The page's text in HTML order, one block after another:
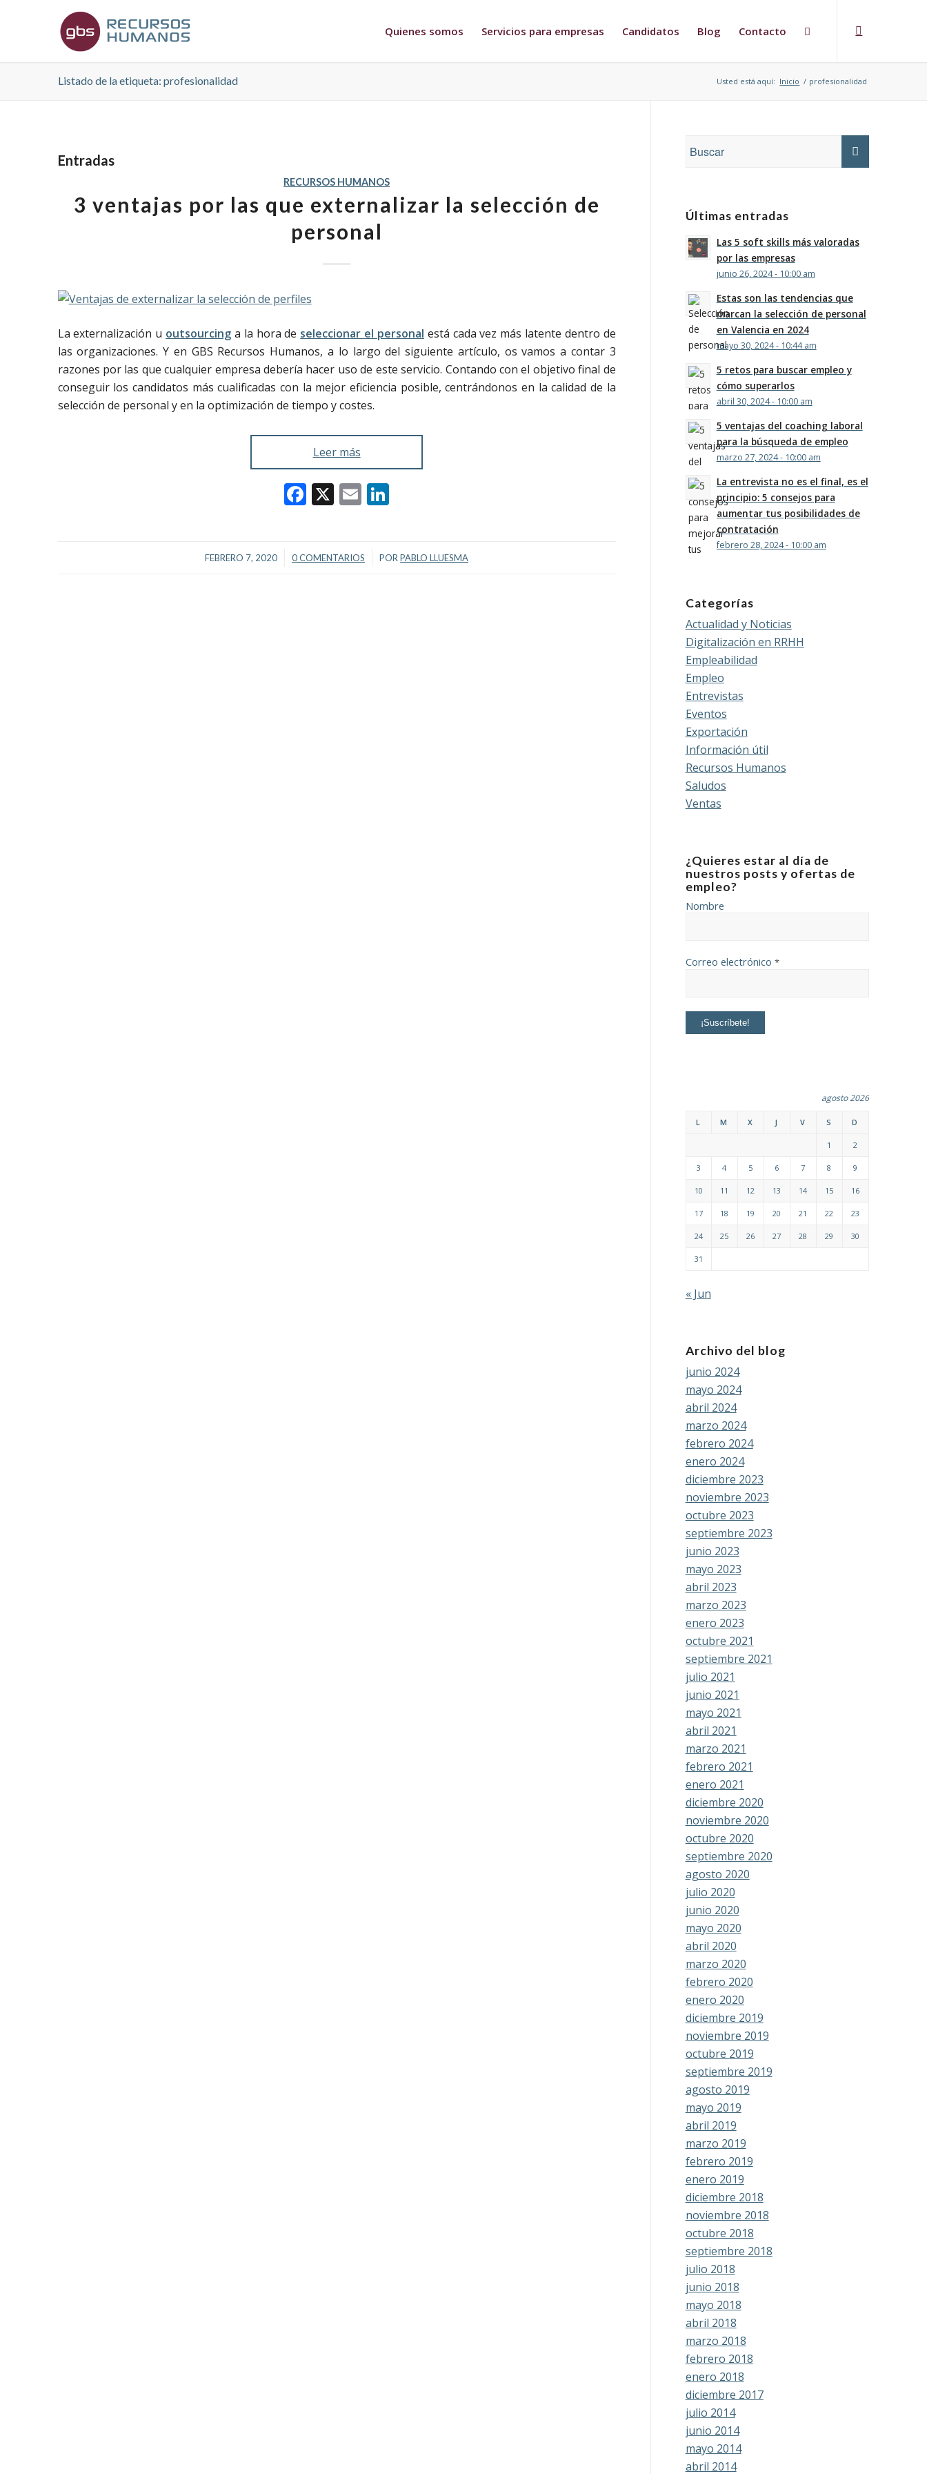
Quienes somos Servicios para empresas Candidatos Blog Contacto
Listado de la etiqueta: profesionalidad Usted está aquí: Inicio / profesionalidad
Entradas
RECURSOS HUMANOS
3 ventajas por las que externalizar la selección de
personal
La externalización u outsourcing a la hora de seleccionar el personal está cada vez más latente dentro de
las organizaciones. Y en GBS Recursos Humanos, a lo largo del siguiente artículo, os vamos a contar 3
razones por las que cualquier empresa debería hacer uso de este servicio. Contando con el objetivo final de
conseguir los candidatos más cualificadas con la mejor eficiencia posible, centrándonos en la calidad de la
selección de personal y en la optimización de tiempo y costes.
Leer más
Facebook
X Email
FEBRERO 7, 2020
/ 0 COMENTARIOS
/ PORPABLO LLUESMA
Últimas entradas
Las 5 soft skills más valoradas
por las empresas
junio 26, 2024 - 10:00 am
Estas son las tendencias que
marcan la selección de personal
en Valencia en 2024
mayo 30, 2024 - 10:44 am
5 retos para buscar empleo y
cómo superarlos
abril 30, 2024 - 10:00 am
5 ventajas del coaching laboral
para la búsqueda de empleo
marzo 27, 2024 - 10:00 am
La entrevista no es el final, es el
principio: 5 consejos para
aumentar tus posibilidades de
contratación
febrero 28, 2024 - 10:00 am
Categorías
Actualidad y Noticias
Digitalización en RRHH
Empleabilidad
Empleo
Entrevistas
Eventos
Exportación
Información útil
Recursos Humanos
Saludos
Ventas
¿Quieres estar al día de
nuestros posts y ofertas de
empleo?
Nombre
Correo electrónico *
agosto 2026
L M X J V S D
1 2
3 4 5 6 7 8 9
10 11 12 13 14 15 16
17 18 19 20 21 22 23
24 25 26 27 28 29 30
31
« Jun
Archivo del blog
junio 2024
mayo 2024
abril 2024
marzo 2024
febrero 2024
enero 2024
diciembre 2023
noviembre 2023
octubre 2023
septiembre 2023
junio 2023
mayo 2023
abril 2023
marzo 2023
enero 2023
octubre 2021
septiembre 2021
julio 2021
junio 2021
mayo 2021
abril 2021
marzo 2021
febrero 2021
enero 2021
diciembre 2020
noviembre 2020
octubre 2020
septiembre 2020
agosto 2020
julio 2020
junio 2020
mayo 2020
abril 2020
marzo 2020
febrero 2020
enero 2020
diciembre 2019
noviembre 2019
octubre 2019
septiembre 2019
agosto 2019
mayo 2019
abril 2019
marzo 2019
febrero 2019
enero 2019
diciembre 2018
noviembre 2018
octubre 2018
septiembre 2018
julio 2018
junio 2018
mayo 2018
abril 2018
marzo 2018
febrero 2018
enero 2018
diciembre 2017
julio 2014
junio 2014
mayo 2014
abril 2014